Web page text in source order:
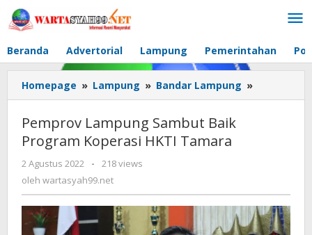
Lewati
ke
Beranda
Advertorial Lampung Pemerintahan
Homepage » Lampung » Bandar Lampung »
Lampung
Pemprov Lampung Sambut Baik
Program Koperasi HKTI Tamara
2 Agustus 2022
oleh
wartasyah99.net
-
218 views
oleh wartasyah99.net